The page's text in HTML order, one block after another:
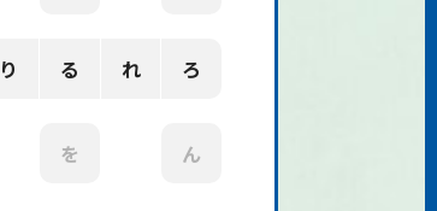
り る れ ろ
を ん